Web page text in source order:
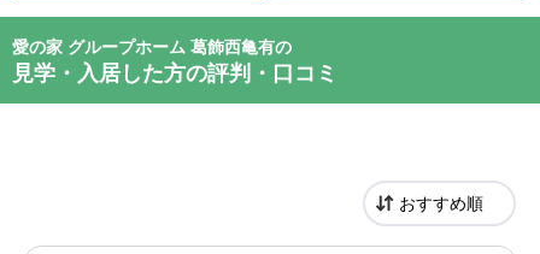
愛の家 グループホーム 葛飾西亀有の
見学・入居した方の評判・口コミ